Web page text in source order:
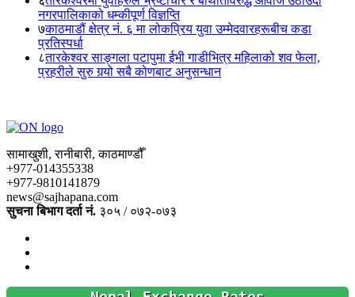
नगरपालिकाको धम्कीपूर्ण विज्ञप्ति
७काठमाडौं क्षेत्र नं. ६ मा लोकप्रिय युवा उम्मेदवारहरूबीच कडा
प्रतिस्पर्धा
८तारकेश्वर साङ्गला पटापुमा ईभी गाडीभित्र महिलाको शव फेला,
प्रहरीले सुरु गर्‍यो सबै कोणबाट अनुसन्धान
सामाखुशी, रानीबारी, काठमाण्डौँ
+977-014355338
+977-9810141879
news@sajhapana.com
सुचना बिभाग दर्ता नं. ३०५ / ०७२-०७३